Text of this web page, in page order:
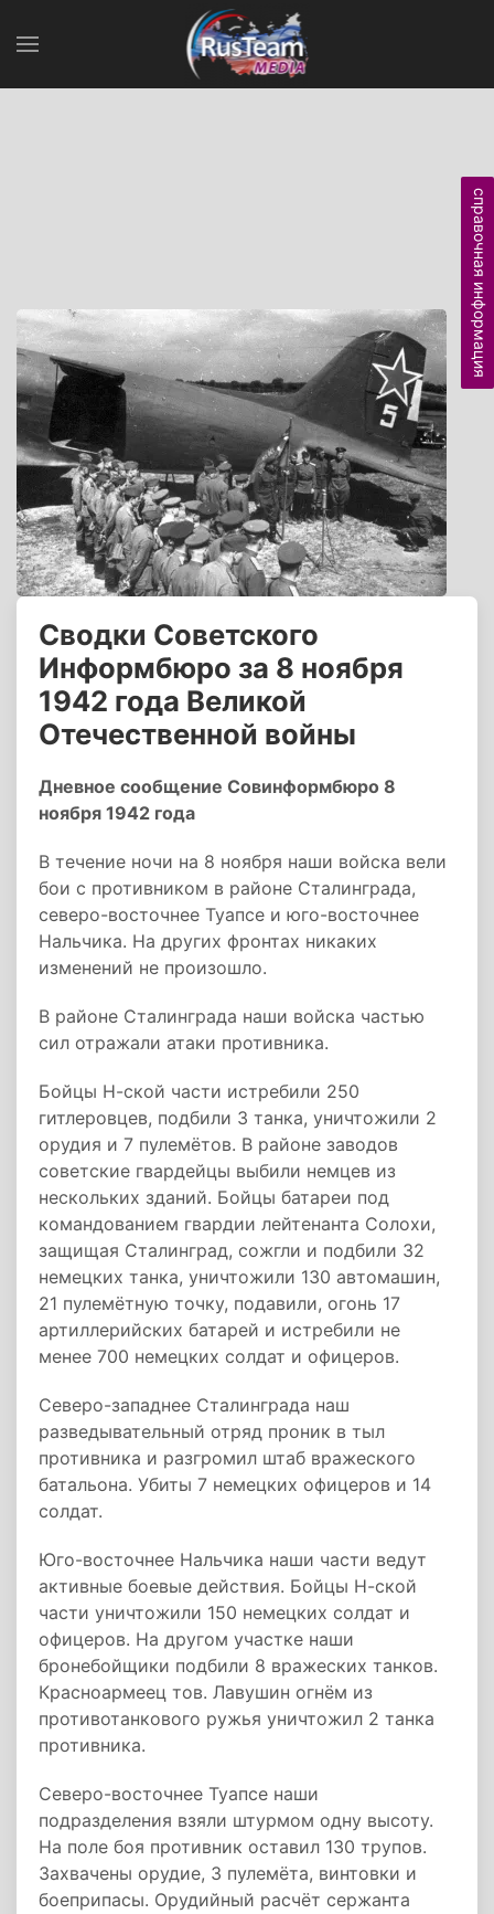
Сводки Советского
Информбюро за 8 ноября
1942 года Великой
Отечественной войны
Дневное сообщение Совинформбюро 8
ноября 1942 года
B течение ночи на 8 ноября наши войска вели
бои с противником в районе Сталинграда,
северо-восточнее Туапсе и юго-восточнее
Нальчика. На других фронтах никаких
изменений не произошло.
В районе Сталинграда наши войска частью
сил отражали атаки противника.
Бойцы Н-ской части истребили 250
гитлеровцев, подбили 3 танка, уничтожили 2
орудия и 7 пулемётов. В районе заводов
советские гвардейцы выбили немцев из
нескольких зданий. Бойцы батареи под
командованием гвардии лейтенанта Солохи,
защищая Сталинград, сожгли и подбили 32
немецких танка, уничтожили 130 автомашин,
21 пулемётную точку, подавили, огонь 17
артиллерийских батарей и истребили не
менее 700 немецких солдат и офицеров.
Северо-западнее Сталинграда наш
разведывательный отряд проник в тыл
противника и разгромил штаб вражеского
батальона. Убиты 7 немецких офицеров и 14
солдат.
Юго-восточнее Нальчика наши части ведут
активные боевые действия. Бойцы Н-ской
части уничтожили 150 немецких солдат и
офицеров. На другом участке наши
бронебойщики подбили 8 вражеских танков.
Красноармеец тов. Лавушин огнём из
противотанкового ружья уничтожил 2 танка
противника.
Северо-восточнее Туапсе наши
подразделения взяли штурмом одну высоту.
На поле боя противник оставил 130 трупов.
Захвачены орудие, 3 пулемёта, винтовки и
боеприпасы. Орудийный расчёт сержанта
справочная информация